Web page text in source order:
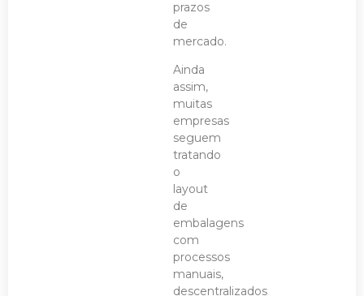
prazos
de
mercado.
Ainda
assim,
muitas
empresas
seguem
tratando
o
layout
de
embalagens
com
processos
manuais,
descentralizados